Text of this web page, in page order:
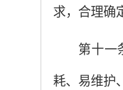
求，合理确
第十一
耗、易维护